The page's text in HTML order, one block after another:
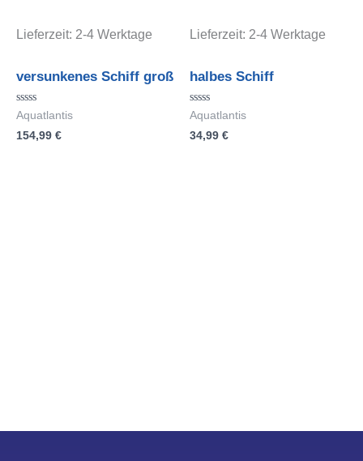
Lieferzeit: 2-4 Werktage
versunkenes Schiff groß
Bewertet
mit
0
Aquatlantis
154,99 €
Lieferzeit: 2-4 Werktage
halbes Schiff
Bewertet
mit
0
Aquatlantis
34,99 €